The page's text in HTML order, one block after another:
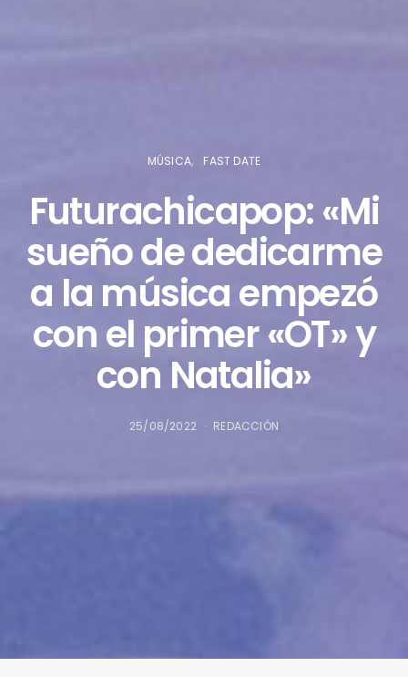
MÚSICA FAST DATE
Futurachicapop: «Mi
sueño de dedicarme
a la música empezó
con el primer «OT» y
con Natalia»
25/08/2022 REDACCIÓN